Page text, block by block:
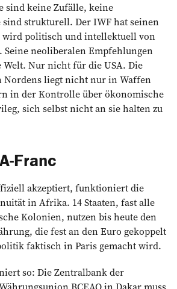
sind keine Zufälle, keine
sind strukturell. Der IWF hat seinen
wird politisch und intellektuell von
Seine neoliberalen Empfehlungen
Welt. Nur nicht für die USA. Die
Nordens liegt nicht nur in Waffen
in der Kontrolle über ökonomische
sich selbst nicht an sie halten zu
Franc
akzeptiert, funktioniert die
in Afrika. 14 Staaten, fast alle
Kolonien, nutzen bis heute den
die fest an den Euro gekoppelt
faktisch in Paris gemacht wird.
so: Die Zentralbank der